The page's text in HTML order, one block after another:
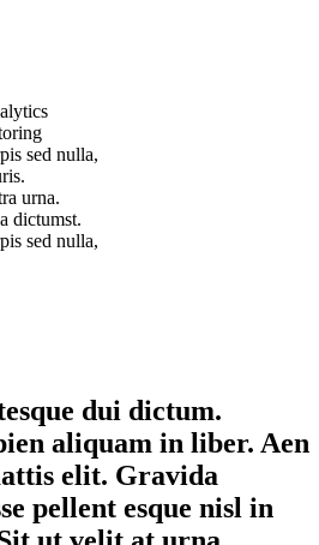
sed nulla,
urna.
dictumst.
sed nulla,
dui dictum.
aliquam in liber. Aen
elit. Gravida
pellent esque nisl in